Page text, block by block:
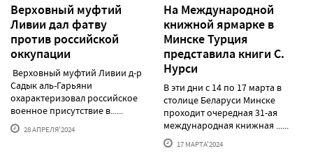
Верховный муфтий
Ливии дал фатву
против российской
оккупации
Верховный муфтий Ливии д-р
Садык аль-Гарьяни
охарактеризовал российское
военное присутствие в......
28 АПРЕЛЯ'2024
На Международной
книжной ярмарке в
Минске Турция
представила книги С.
Нурси
В эти дни с 14 по 17 марта в
столице Беларуси Минске
проходит очередная 31-ая
международная книжная ......
17 МАРТА'2024